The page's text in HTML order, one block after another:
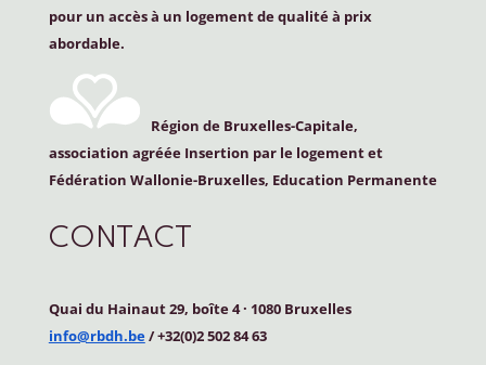
pour un accès à un logement de qualité à prix
abordable.
Région de Bruxelles-Capitale,
association agréée Insertion par le logement et
Fédération Wallonie-Bruxelles, Education Permanente
CONTACT
Quai du Hainaut 29, boîte 4· 1080 Bruxelles
info@rbdh.be/ +32(0)2 502 84 63